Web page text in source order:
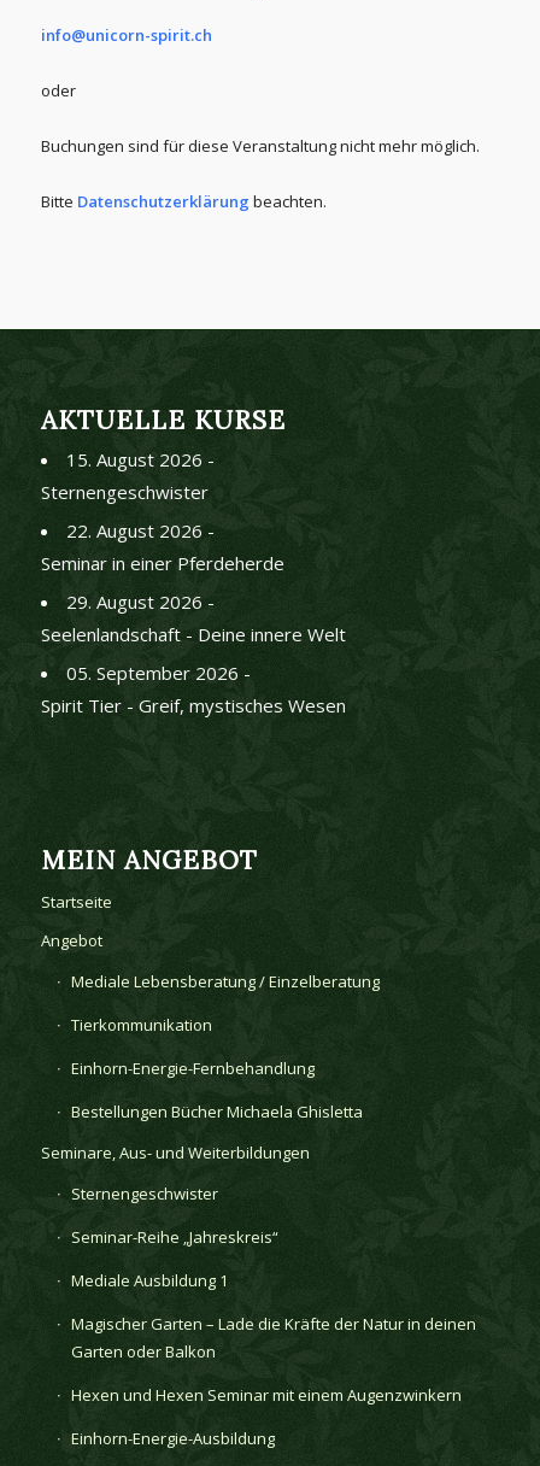
info@unicorn-spirit.ch
oder
Buchungen sind für diese Veranstaltung nicht mehr möglich.
Bitte Datenschutzerklärung beachten.
AKTUELLE KURSE
15. August 2026 -
Sternengeschwister
22. August 2026 -
Seminar in einer Pferdeherde
29. August 2026 -
Seelenlandschaft - Deine innere Welt
05. September 2026 -
Spirit Tier - Greif, mystisches Wesen
MEIN ANGEBOT
Startseite
Angebot
Mediale Lebensberatung / Einzelberatung
Tierkommunikation
Einhorn-Energie-Fernbehandlung
Bestellungen Bücher Michaela Ghisletta
Seminare, Aus- und Weiterbildungen
Sternengeschwister
Seminar-Reihe „Jahreskreis“
Mediale Ausbildung 1
Magischer Garten – Lade die Kräfte der Natur in deinen
Garten oder Balkon
Hexen und Hexen Seminar mit einem Augenzwinkern
Einhorn-Energie-Ausbildung